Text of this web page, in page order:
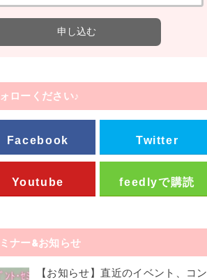
ローください♪
Facebook Twitter
Youtube feedlyで購読
ナー&お知らせ
【お知らせ】直近のイベント、コン